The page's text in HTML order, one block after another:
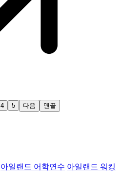
4 5 다음 맨끝
아일랜드 어학연수 아일랜드 워킹